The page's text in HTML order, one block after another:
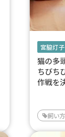
宮脇灯子
猫の多
ちびち
作戦を
飼い方